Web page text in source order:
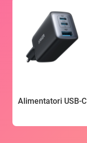
Alimentatori USB-C